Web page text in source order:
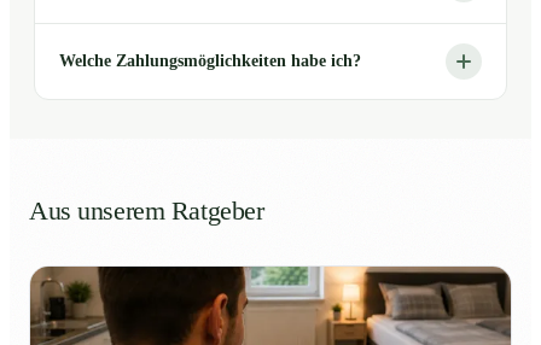
Welche Zahlungsmöglichkeiten habe ich?
Aus unserem Ratgeber